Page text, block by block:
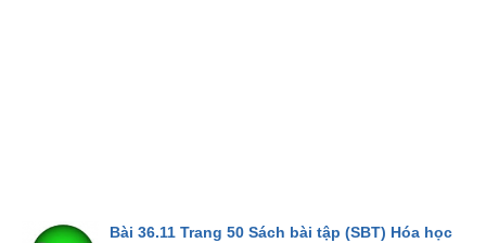
Bài 36.11 Trang 50 Sách bài tập (SBT) Hóa học